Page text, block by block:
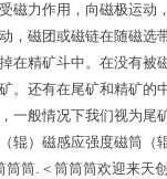
磁力作用，向磁极运动
，磁团或磁链在随磁选
在精矿斗中。在没有被
。还有在尾矿和精矿的
一般情况下我们视为尾
辊）磁感应强度磁筒（
筒筒.＜筒筒筒欢迎来天